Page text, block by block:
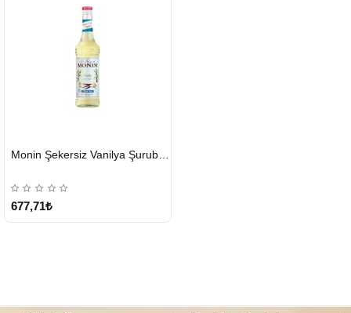
GÖNDERİ
677,71₺